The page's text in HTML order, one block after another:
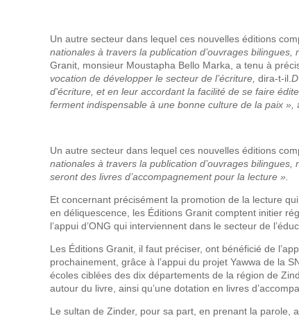
Un autre secteur dans lequel ces nouvelles éditions
nationales à travers la publication d’ouvrages bilingues,
Granit, monsieur Moustapha Bello Marka, a tenu à
vocation de développer le secteur de l’écriture, dira-t-il.
d'écriture, et en leur accordant la facilité de se faire
ferment indispensable à une bonne culture de la paix »,
Un autre secteur dans lequel ces nouvelles éditions
nationales à travers la publication d’ouvrages
seront des livres d’accompagnement pour la lecture ».
Et concernant précisément la promotion de la lecture
en déliquescence, les Éditions Granit comptent initier
l’appui d’ONG qui interviennent dans le secteur de
Les Éditions Granit, il faut préciser, ont bénéficié de
prochainement, grâce à l’appui du projet Yawwa de la
écoles ciblées des dix départements de la région de
autour du livre, ainsi qu’une dotation en livres
Le sultan de Zinder, pour sa part, en prenant la parole,